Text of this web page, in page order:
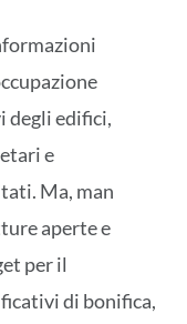
degli edifici,
e
Ma, man
aperte e
per il
di bonifica,